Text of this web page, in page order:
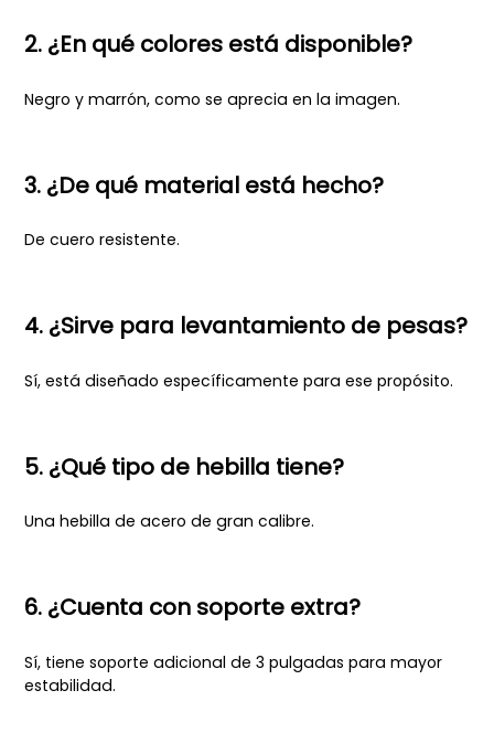
2. ¿En qué colores está disponible?
Negro y marrón, como se aprecia en la imagen.
3. ¿De qué material está hecho?
De cuero resistente.
4. ¿Sirve para levantamiento de pesas?
Sí, está diseñado específicamente para ese propósito.
5. ¿Qué tipo de hebilla tiene?
Una hebilla de acero de gran calibre.
6. ¿Cuenta con soporte extra?
Sí, tiene soporte adicional de 3 pulgadas para mayor
estabilidad.